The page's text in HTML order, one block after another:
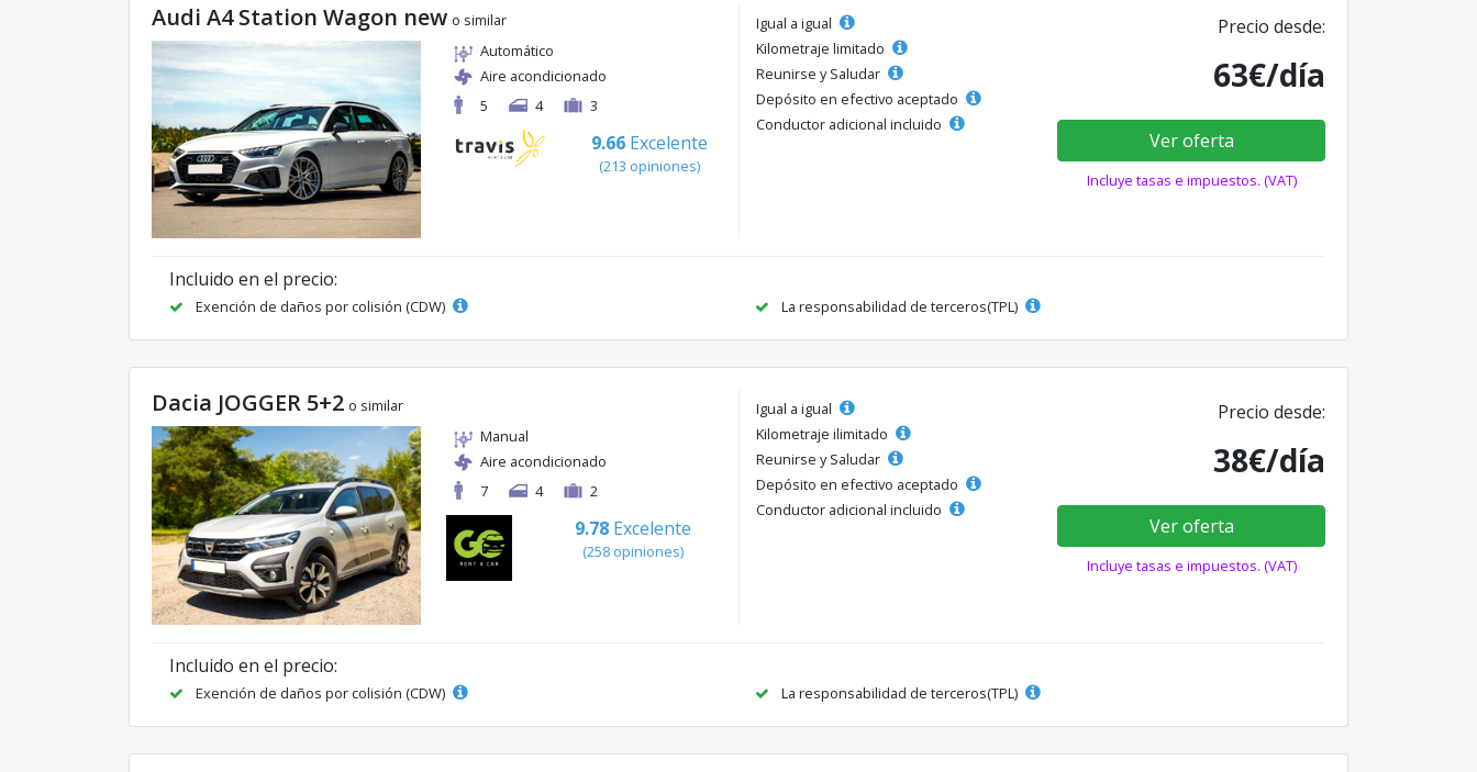
Audi A4 Station Wagon new o similar
Automático
Aire acondicionado
5
4 3
9.66 Excelente
(213 opiniones)
Igual a igual
Kilometraje limitado
Reunirse y Saludar
Depósito en efectivo aceptado
Conductor adicional incluido
Precio desde:
63€/día
Ver oferta
Incluye tasas e impuestos. (VAT)
Incluido en el precio:
Exención de daños por colisión (CDW) La responsabilidad de terceros(TPL)
Dacia JOGGER 5+2 o similar
Manual
Aire acondicionado
7
4 2
9.78 Excelente
(258 opiniones)
Igual a igual
Kilometraje ilimitado
Reunirse y Saludar
Depósito en efectivo aceptado
Conductor adicional incluido
Precio desde:
38€/día
Ver oferta
Incluye tasas e impuestos. (VAT)
Incluido en el precio:
Exención de daños por colisión (CDW) La responsabilidad de terceros(TPL)